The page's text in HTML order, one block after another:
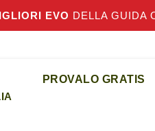
EVO DELLA GUIDA
PROVALO GRATIS